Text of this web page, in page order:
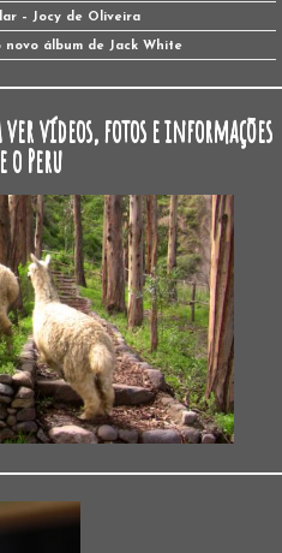
– Jocy de Oliveira
álbum de Jack White
ver vídeos, fotos e informações
o Peru